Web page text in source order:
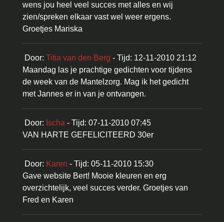
wens jou heel veel succes met alles en wij
zien/spreken elkaar vast wel weer ergens.
Groetjes Mariska
Door: Titia van den Berg - Tijd: 12-11-2010 21:12
Maandag las je prachtige gedichten voor tijdens
de week van de Mantelzorg. Mag ik het gedicht
met Jannes er in van je ontvangen.
Door: Ischa - Tijd: 07-11-2010 07:45
VAN HARTE GEFELICITEERD 30er
Door: Karen - Tijd: 05-11-2010 15:30
Gave website Bert! Mooie kleuren en erg
overzichtelijk, veel succes verder. Groetjes van
Fred en Karen